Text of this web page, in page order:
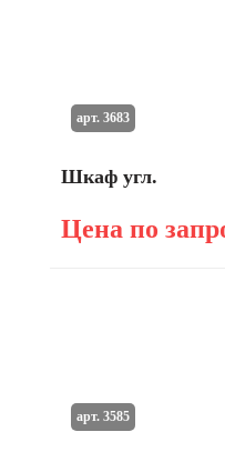
Шкаф угл.
Цена по
арт. 3683
арт. 3585